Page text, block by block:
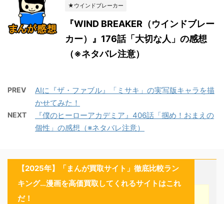
★ウインドブレーカー
『WIND BREAKER（ウインドブレー
カー）』176話「大切な人」の感想
（※ネタバレ注意）
PREV
AIに『ザ・ファブル』「ミサキ」の実写版キャラを描
かせてみた！
NEXT
『僕のヒーローアカデミア』406話「掴め！おまえの
個性」の感想（※ネタバレ注意）
【2025年】「まんが買取サイト」徹底比較ラン
キング…漫画を高価買取してくれるサイトはこれ
だ！